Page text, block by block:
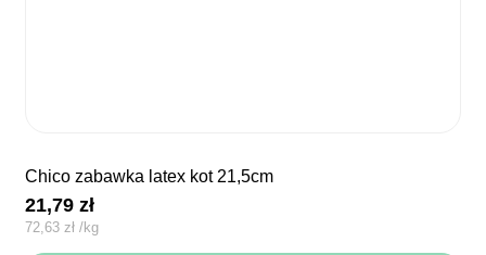
chico zabawka latex kot 21,5cm
21,79zł
72,63zł /kg